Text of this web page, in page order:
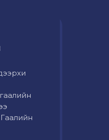
гаалийн